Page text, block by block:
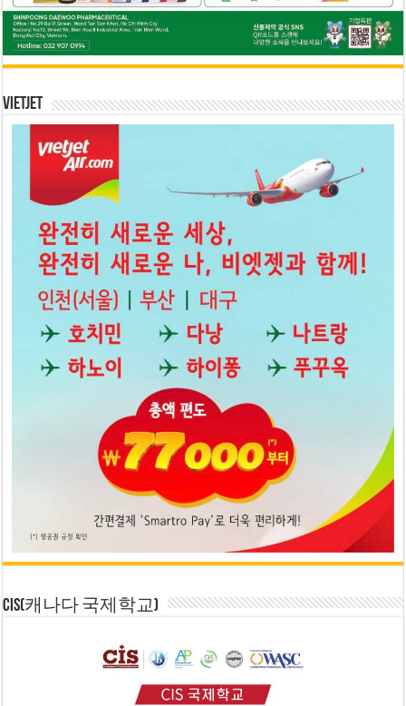
Vietjet
CIS(캐나다 국제학교)